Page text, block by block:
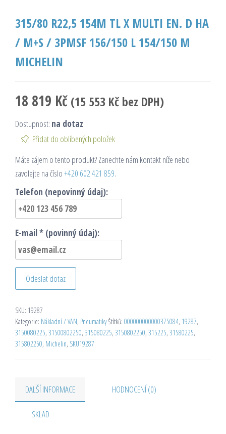
315/80 R22,5 154M TL X MULTI EN. D HA
/ M+S / 3PMSF 156/150 L 154/150 M
MICHELIN
18 819 Kč (15 553 Kč bez DPH)
Dostupnost: na dotaz
Přidat do oblíbených položek
Máte zájem o tento produkt? Zanechte nám kontakt níže nebo
zavolejte na číslo+420 602 421 859.
Telefon (nepovinný údaj):
E-mail * (povinný údaj):
Odeslat dotaz
SKU: 19287
Kategorie: Nákladní / VAN, PneumatikyŠtítků: 000000000000375084, 19287,
3150080225, 31500802250, 315080225, 3150802250, 315225, 31580225,
315802250, Michelin, SKU19287
DALŠÍ INFORMACE HODNOCENÍ (0)
SKLAD